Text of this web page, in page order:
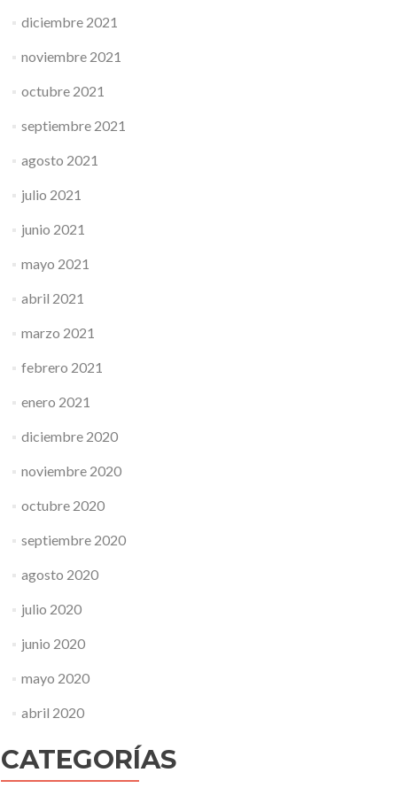
diciembre 2021
noviembre 2021
octubre 2021
septiembre 2021
agosto 2021
julio 2021
junio 2021
mayo 2021
abril 2021
marzo 2021
febrero 2021
enero 2021
diciembre 2020
noviembre 2020
octubre 2020
septiembre 2020
agosto 2020
julio 2020
junio 2020
mayo 2020
abril 2020
CATEGORÍAS